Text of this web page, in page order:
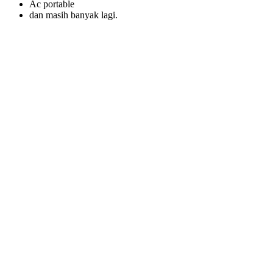
Ac portable
dan masih banyak lagi.